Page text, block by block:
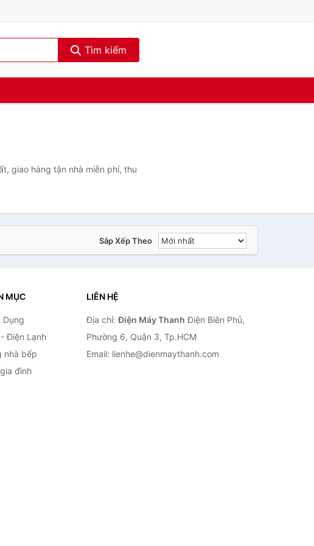
Tìm kiếm
giao hàng tận nhà miễn phí, thu
Sắp Xếp Theo
MỤC
Dụng
Điện Lạnh
nhà bếp
đình
LIÊN HỆ
Địa chỉ:Điện Máy Thanh Điện Biên Phủ,
Phường 6, Quận 3, Tp.HCM
Email: lienhe@dienmaythanh.com